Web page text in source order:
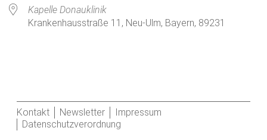
Kapelle Donauklinik
Krankenhausstraße 11, Neu-Ulm, Bayern, 89231
Kontakt Newsletter
Impressum
Datenschutzverordnung